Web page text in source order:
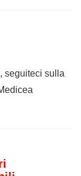
seguiteci sulla